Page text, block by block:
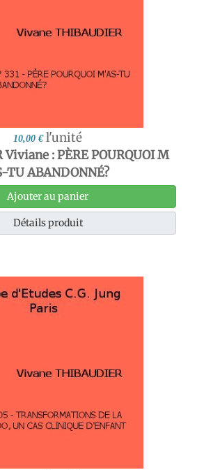
10,00 € l'unité
: PÈRE POURQUOI M
TU ABANDONNÉ?
Ajouter au panier
Détails produit